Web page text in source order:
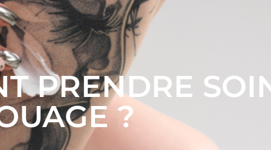
PRENDRE
?